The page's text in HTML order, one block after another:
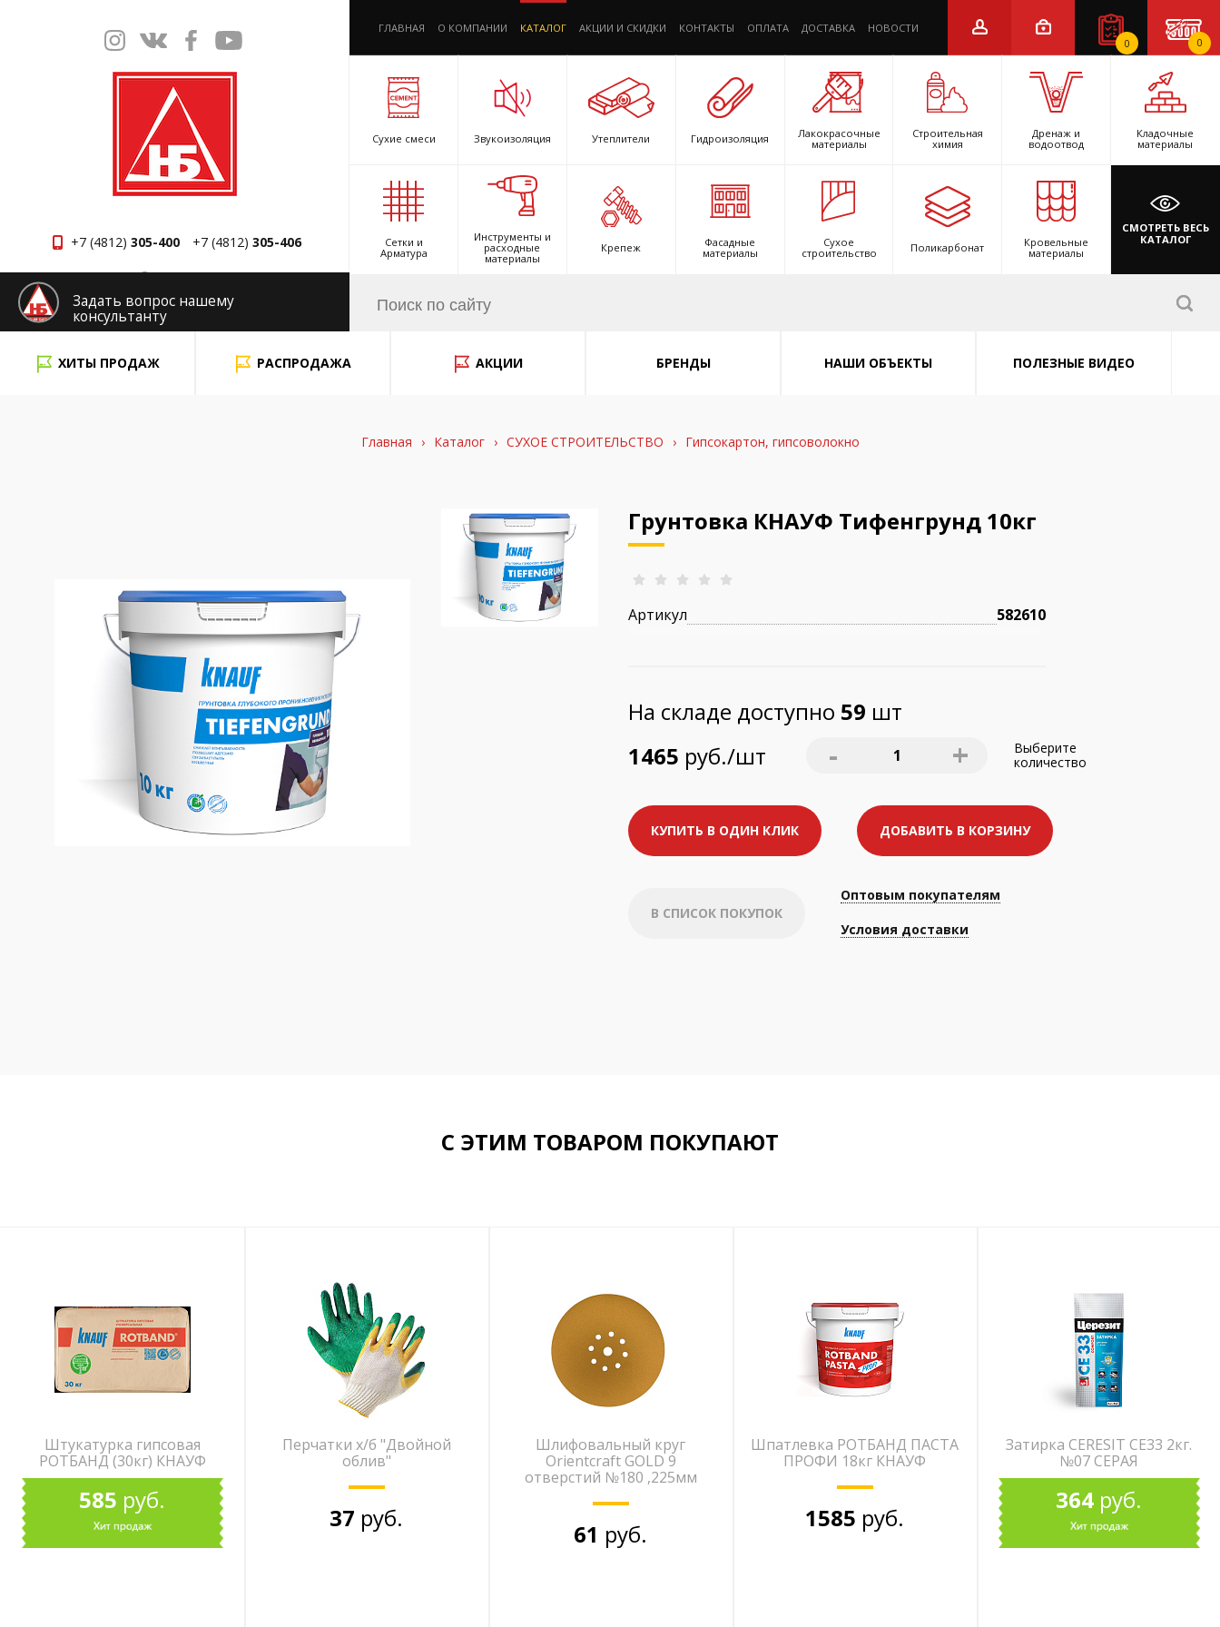
+7 (4812) 305-400 +7 (4812) 305-406
Смоленск
ГЛАВНАЯ О КОМПАНИИ КАТАЛОГ АКЦИИ И СКИДКИ КОНТАКТЫ ОПЛАТА ДОСТАВКА НОВОСТИ
0 0
Сухие смеси Звукоизоляция Утеплители Гидроизоляция
Лакокрасочные
материалы
Строительная
химия
Дренаж и
водоотвод
Кладочные
материалы
Сетки и
Арматура
Инструменты и
расходные
материалы
Крепеж
Фасадные
материалы
Сухое
строительство
Поликарбонат
Кровельные
материалы
СМОТРЕТЬ ВЕСЬ
КАТАЛОГ
Задать вопрос нашему
консультанту
ХИТЫ ПРОДАЖ
РАСПРОДАЖА АКЦИИ БРЕНДЫ НАШИ ОБЪЕКТЫ ПОЛЕЗНЫЕ ВИДЕО
Главная › Каталог › СУХОЕ СТРОИТЕЛЬСТВО › Гипсокартон, гипсоволокно
Грунтовка КНАУФ Тифенгрунд 10кг
Артикул 582610
На складе доступно 59 шт
1465 руб./шт - 1 +
Выберите
количество
КУПИТЬ В ОДИН КЛИК ДОБАВИТЬ В КОРЗИНУ
В СПИСОК ПОКУПОК
Оптовым покупателям
Условия доставки
С ЭТИМ ТОВАРОМ ПОКУПАЮТ
Штукатурка гипсовая
РОТБАНД (30кг) КНАУФ
585 руб.
Перчатки х/б "Двойной
облив"
37 руб.
Шлифовальный круг
Orientcraft GOLD 9
отверстий №180 ,225мм
61 руб.
Шпатлевка РОТБАНД ПАСТА
ПРОФИ 18кг КНАУФ
1585 руб.
Затирка CERESIT СЕ33 2кг.
№07 СЕРАЯ
364 руб.